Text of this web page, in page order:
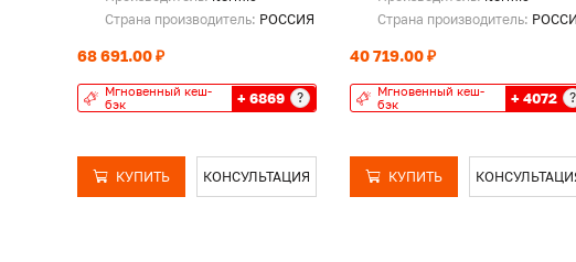
Страна производитель: РОССИЯ
68 691.00 ₽
Мгновенный кеш-
бэк
+ 6869 ?
КУПИТЬ КОНСУЛЬТАЦИЯ
Страна производитель:
40 719.00 ₽
Мгновенный кеш-
бэк
+ 4072 ?
КУПИТЬ